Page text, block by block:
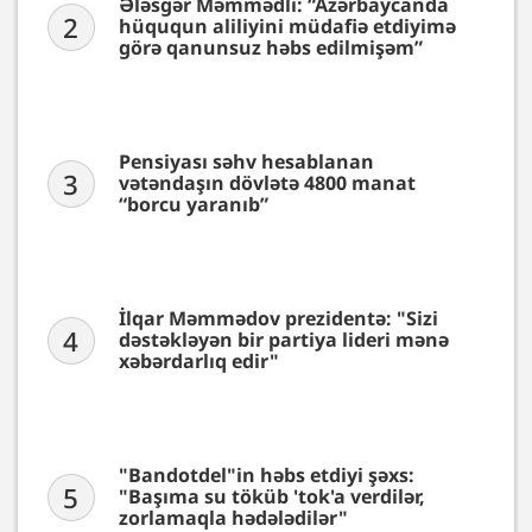
2
hüququn aliliyini müdafiə etdiyimə
görə qanunsuz həbs edilmişəm”
3
Pensiyası səhv hesablanan
vətəndaşın dövlətə 4800 manat
“borcu yaranıb”
4
İlqar Məmmədov prezidentə: "Sizi
dəstəkləyən bir partiya lideri mənə
xəbərdarlıq edir"
5
"Bandotdel"in həbs etdiyi şəxs:
"Başıma su töküb 'tok'a verdilər,
zorlamaqla hədələdilər"